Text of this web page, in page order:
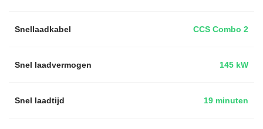
Snellaadkabel CCS Combo 2
Snel laadvermogen 145 kW
Snel laadtijd 19 minuten